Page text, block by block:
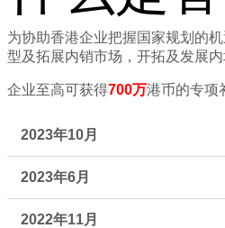
为协助香港企业把握国家规划的
型及拓展内销市场，开拓及发展内
企业至高可获得700万港币的专项
2023年10月
2023年6月
2022年11月